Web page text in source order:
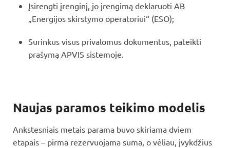
Įsirengti įrenginį, jo įrengimą deklaruoti AB
„Energijos skirstymo operatoriui“ (ESO);
Surinkus visus privalomus dokumentus, pateikti
prašymą APVIS sistemoje.
Naujas paramos teikimo modelis
Ankstesniais metais parama buvo skiriama dviem
etapais – pirma rezervuojama suma, o vėliau, įvykdžius